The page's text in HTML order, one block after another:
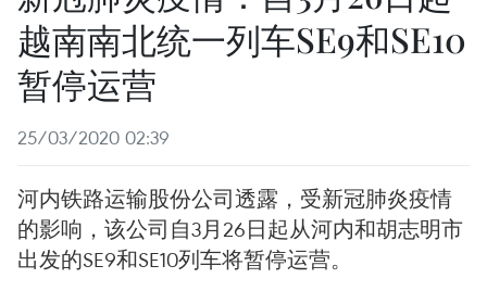
越南南北统一列车SE9和SE10
暂停运营
25/03/2020 02:39
河内铁路运输股份公司透露，受新冠肺炎疫情
的影响，该公司自3月26日起从河内和胡志明市
出发的SE9和SE10列车将暂停运营。